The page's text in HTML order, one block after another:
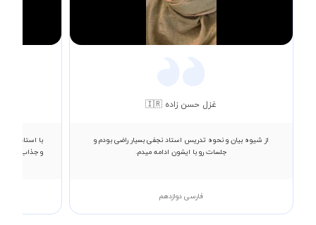
Video
غزل حسن زاده 🇮🇷
از شیوه بیان و نحوه تدریس استاد نجفی بسیار راضی بودم و
جلسات رو با ایشون ادامه میدم.
فارسی دوازدهم
با استاد
و جذاب در